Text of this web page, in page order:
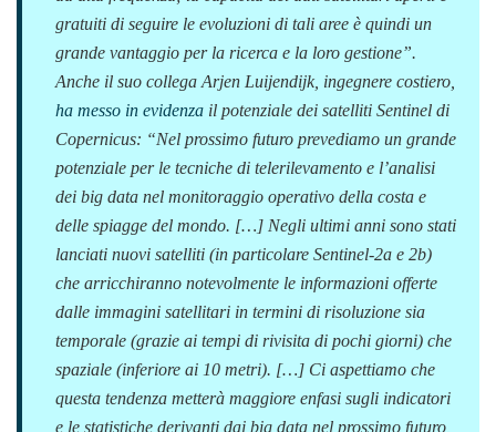
gratuiti di seguire le evoluzioni di tali aree è quindi un
grande vantaggio per la ricerca e la loro gestione”.
Anche il suo collega Arjen Luijendijk, ingegnere costiero,
ha messo in evidenza il potenziale dei satelliti Sentinel di
Copernicus: “Nel prossimo futuro prevediamo un grande
potenziale per le tecniche di telerilevamento e l’analisi
dei big data nel monitoraggio operativo della costa e
delle spiagge del mondo. […] Negli ultimi anni sono stati
lanciati nuovi satelliti (in particolare Sentinel-2a e 2b)
che arricchiranno notevolmente le informazioni offerte
dalle immagini satellitari in termini di risoluzione sia
temporale (grazie ai tempi di rivisita di pochi giorni) che
spaziale (inferiore ai 10 metri). […] Ci aspettiamo che
questa tendenza metterà maggiore enfasi sugli indicatori
e le statistiche derivanti dai big data nel prossimo futuro,